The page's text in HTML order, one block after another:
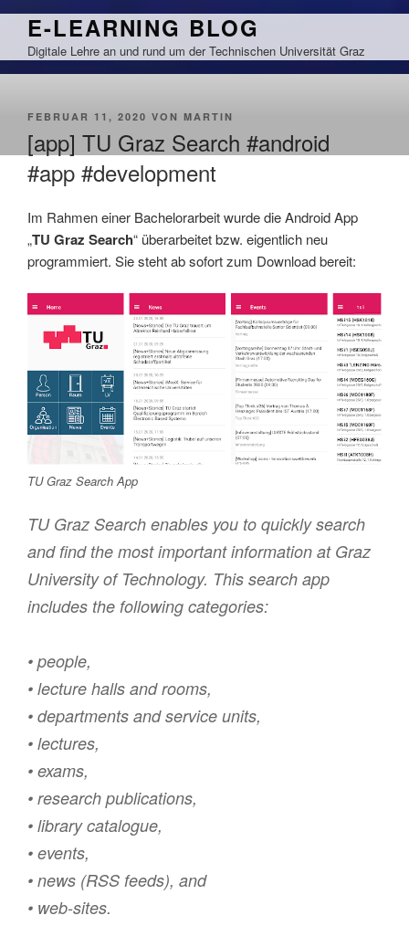
Zum
springen
E-LEARNING BLOG
Digitale Lehre an und rund um der Technischen Universität Graz
VERÖFFENTLICHT
FEBRUAR 11, 2020 VON MARTIN
[app] TU Graz Search #android
#app #development
Im Rahmen einer Bachelorarbeit wurde die Android App
„TU Graz Search“ überarbeitet bzw. eigentlich neu
programmiert. Sie steht ab sofort zum Download bereit:
TU Graz Search App
TU Graz Search enables you to quickly search
and find the most important information at Graz
University of Technology. This search app
includes the following categories:
• people,
• lecture halls and rooms,
• departments and service units,
• lectures,
• exams,
• research publications,
• library catalogue,
• events,
• news (RSS feeds), and
• web-sites.